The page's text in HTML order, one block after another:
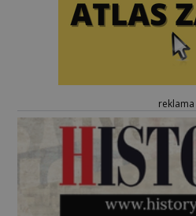
reklama